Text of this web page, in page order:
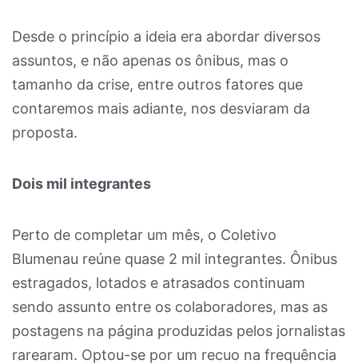
Desde o princípio a ideia era abordar diversos
assuntos, e não apenas os ônibus, mas o
tamanho da crise, entre outros fatores que
contaremos mais adiante, nos desviaram da
proposta.
Dois mil integrantes
Perto de completar um mês, o Coletivo
Blumenau reúne quase 2 mil integrantes. Ônibus
estragados, lotados e atrasados continuam
sendo assunto entre os colaboradores, mas as
postagens na página produzidas pelos jornalistas
rarearam. Optou-se por um recuo na frequência